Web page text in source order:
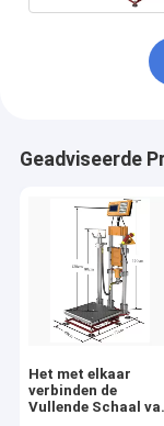
Geadviseerde
Het met elkaar
verbinden de
Vullende Schaal